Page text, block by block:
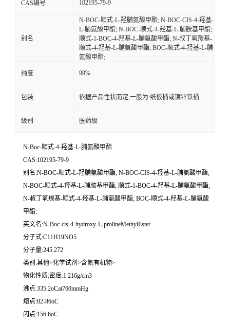
CAS编号 102195-79-9
别名
N-BOC-顺式-L-羟脯氨酸甲酯; N-BOC-CIS-4-羟基-
L-脯氨酸甲酯; N-BOC-顺式-4-羟基-L-脯胺基甲酯;
顺式-1-BOC-4-羟基-L-脯氨酸甲酯; N-叔丁氧羰基-
顺式-4-羟基-L-脯氨酸甲酯; BOC-顺式-4-羟基-L-脯
氨酸甲酯;
纯度 99%
包装 依据产品性状而定,一般为:纸板桶或镀锌铁桶
级别 医药级
N-Boc-顺式-4-羟基-L-脯氨酸甲酯
CAS:102195-79-9
别名:N-BOC-顺式-L-羟脯氨酸甲酯; N-BOC-CIS-4-羟基-L-脯氨酸甲酯;
N-BOC-顺式-4-羟基-L-脯胺基甲酯; 顺式-1-BOC-4-羟基-L-脯氨酸甲酯;
N-叔丁氧羰基-顺式-4-羟基-L-脯氨酸甲酯; BOC-顺式-4-羟基-L-脯氨酸
甲酯;
英文名:N-Boc-cis-4-hydroxy-L-prolineMethylEster
分子式:C11H19NO5
分子量:245.272
类别:其他>化学试剂>含氮有机物>
物化性质:密度:1.216g/cm3
沸点:335.2oCat760mmHg
熔点:82-86oC
闪点:156.6oC